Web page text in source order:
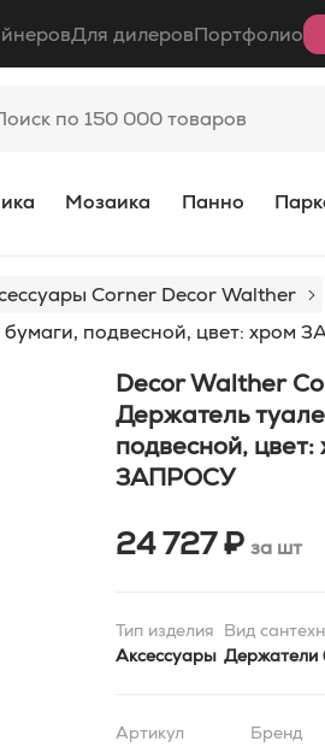
Для дилеровПортфолио
Мозаика Панно
Corner Decor Walther
бумаги, подвесной, цвет:
Decor Walther
Держатель
подвесной,
ЗАПРОСУ
24 727 ₽ за шт
Тип изделия
Аксессуары
Вид
Держатели
Артикул Бренд